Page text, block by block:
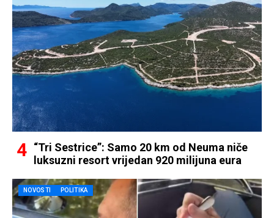
“Tri Sestrice”: Samo 20 km od Neuma niče
luksuzni resort vrijedan 920 milijuna eura
NOVOSTI POLITIKA